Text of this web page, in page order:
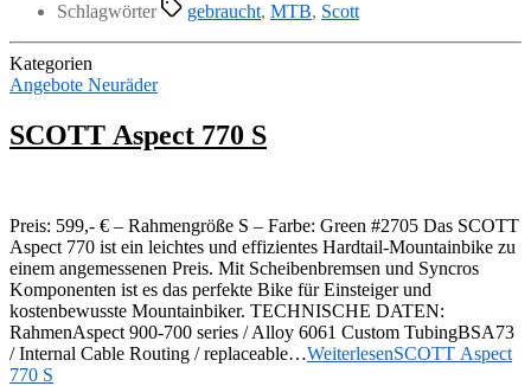
Schlagwörter gebraucht, MTB, Scott
Kategorien
Angebote Neuräder
SCOTT Aspect 770 S
Preis: 599,- € – Rahmengröße S – Farbe: Green #2705 Das SCOTT
Aspect 770 ist ein leichtes und effizientes Hardtail-Mountainbike zu
einem angemessenen Preis. Mit Scheibenbremsen und Syncros
Komponenten ist es das perfekte Bike für Einsteiger und
kostenbewusste Mountainbiker. TECHNISCHE DATEN:
RahmenAspect 900-700 series / Alloy 6061 Custom TubingBSA73
/ Internal Cable Routing / replaceable…WeiterlesenSCOTT Aspect
770 S